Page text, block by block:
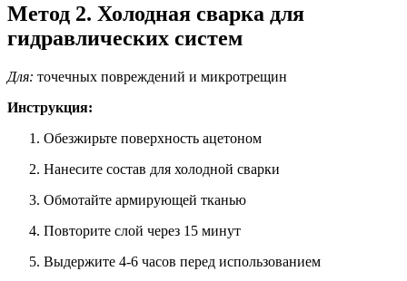
Метод 2. Холодная сварка для
гидравлических систем
Для: точечных повреждений и микротрещин
Инструкция:
Обезжирьте поверхность ацетоном
Нанесите состав для холодной сварки
Обмотайте армирующей тканью
Повторите слой через 15 минут
Выдержите 4-6 часов перед использованием